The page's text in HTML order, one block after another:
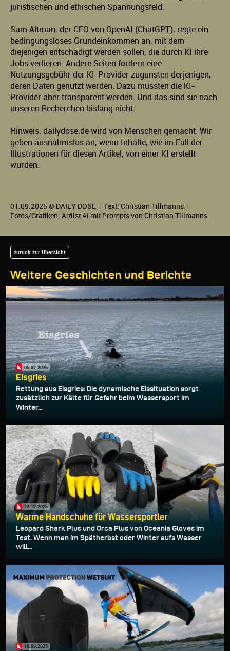
juristischen und ethischen Spannungsfeld.
Sam Altman, der CEO von OpenAI (ChatGPT), regte ein
bedingungsloses Grundeinkommen an, mit dem
diejenigen entschädigt werden sollen, die durch KI ihre
Jobs verlieren. Andere Seiten fordern eine
Nutzungsgebühr der KI-Provider zugunsten derjenigen,
deren Daten genutzt werden. Dazu müssten die KI-
Provider aber transparent werden. Und das sind sie nach
unseren Recherchen bislang nicht.
Hinweis: dailydose.de wird von Menschen gemacht. Wir
geben ausnahmslos an, wenn Inhalte, wie im Fall der
Illustrationen für diesen Artikel, von einer KI erstellt
wurden.
01.09.2025 © DAILY DOSE | Text: Christian Tillmanns |
Fotos/Grafiken: Artlist AI mit Prompts von Christian Tillmanns
Weitere Geschichten und Berichte
zurück zur Übersicht
05.02.2026
Eisgries
Rettung aus Eisgries: Die dynamische Eissituation sorgt
zusätzlich zur Kälte für Gefahr beim Wassersport im
Winter...
23.12.2025
Warme Handschuhe für Wassersportler
Leopard Shark Plus und Orca Plus von Oceania Gloves im
Test. Wenn man im Spätherbst oder Winter aufs Wasser
will...
16.09.2025